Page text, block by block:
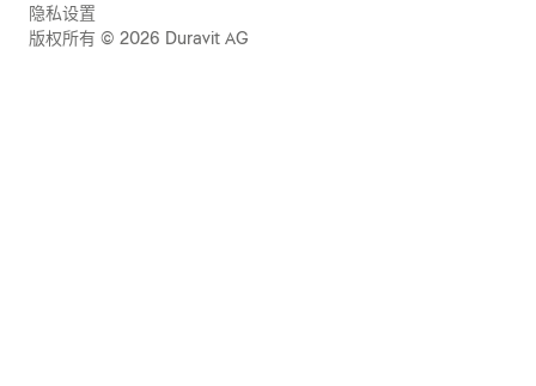
隐私设置
版权所有 © 2026 Duravit AG